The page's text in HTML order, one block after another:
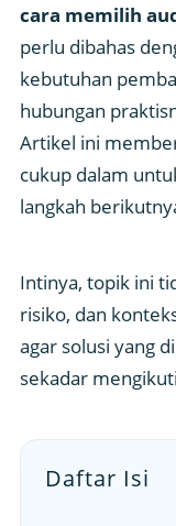
cara memilih
perlu dibahas
kebutuhan
hubungan
Artikel ini
cukup dalam
langkah
Intinya, topik ini
risiko, dan
agar solusi yang
sekadar
Daftar Isi